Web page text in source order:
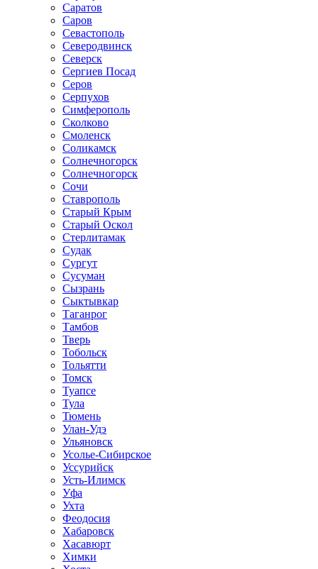
Саратов
Саров
Севастополь
Северодвинск
Северск
Сергиев Посад
Серов
Серпухов
Симферополь
Сколково
Смоленск
Соликамск
Солнечногорск
Солнечногорск
Сочи
Ставрополь
Старый Крым
Старый Оскол
Стерлитамак
Судак
Сургут
Сусуман
Сызрань
Сыктывкар
Таганрог
Тамбов
Тверь
Тобольск
Тольятти
Томск
Туапсе
Тула
Тюмень
Улан-Удэ
Ульяновск
Усолье-Сибирское
Уссурийск
Усть-Илимск
Уфа
Ухта
Феодосия
Хабаровск
Хасавюрт
Химки